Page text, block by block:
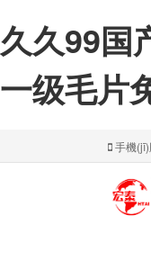
久久99国
一级毛片
手機(jī)